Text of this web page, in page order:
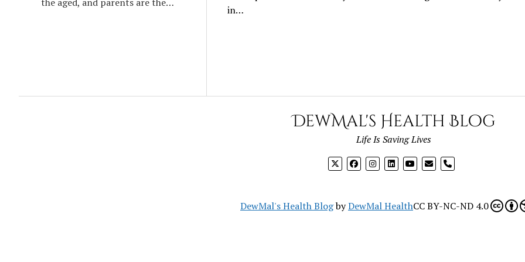
in…
DewMal's Health Blog
Life Is Saving Lives
phone
DewMal's Health BlogbyDewMal HealthCC BY-NC-ND 4.0